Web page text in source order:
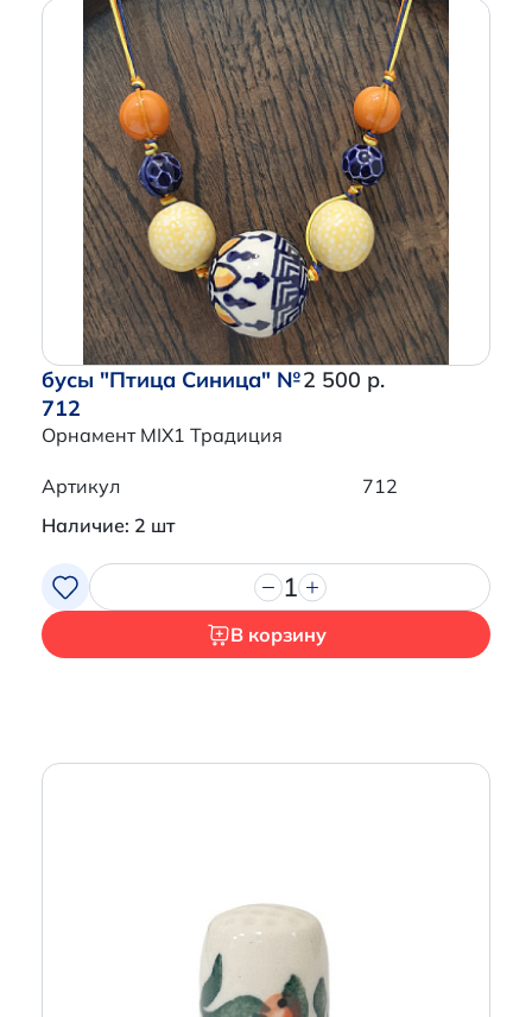
бусы "Птица Синица" №
712
Орнамент MIX1 Традиция
2 500 р.
Артикул
712
Наличие: 2 шт
1
В корзину